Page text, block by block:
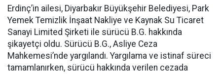
Erdinç’in ailesi, Diyarbakır Büyükşehir Belediyesi, Park
Yemek Temizlik İnşaat Nakliye ve Kaynak Su Ticaret
Sanayi Limited Şirketi ile sürücü B.G. hakkında
şikayetçi oldu. Sürücü B.G., Asliye Ceza
Mahkemesi’nde yargılandı. Yargılama ve istinaf süreci
tamamlanırken, sürücü hakkında verilen cezada